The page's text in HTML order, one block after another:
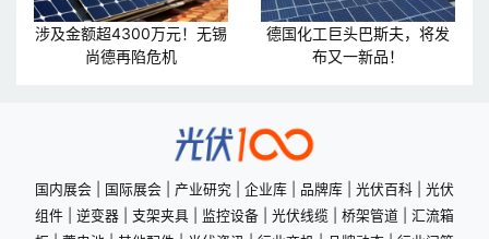
涉及金额超4300万元！无锡
尚德再陷危机
德国化工巨头巴斯夫，将发
布又一新品！
国内展会 国际展会 产业研究 企业库 品牌库 光伏百科
光伏
组件
逆变器 支架夹具 监控设备 光伏线缆 桥架管道
汇流箱